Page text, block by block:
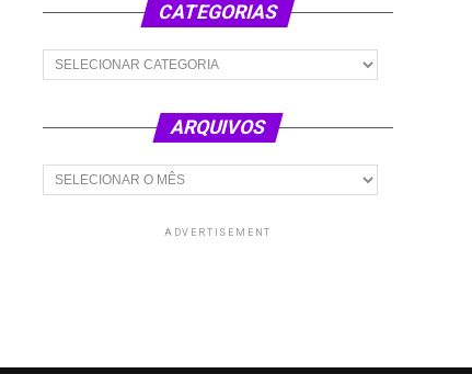
CATEGORIAS
Categorias
ARQUIVOS
Arquivos
ADVERTISEMENT